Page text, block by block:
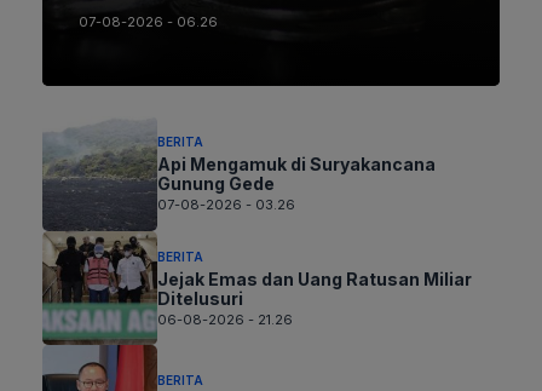
07-08-2026 - 06.26
BERITA
Api Mengamuk di Suryakancana
Gunung Gede
07-08-2026 - 03.26
BERITA
Jejak Emas dan Uang Ratusan Miliar
Ditelusuri
06-08-2026 - 21.26
BERITA